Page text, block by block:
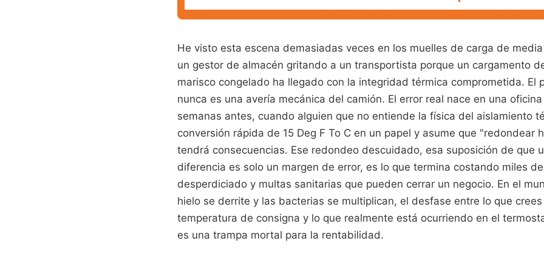
He visto esta escena demasiadas veces en los muelles de carga de
un gestor de almacén gritando a un transportista porque un cargamento
marisco congelado ha llegado con la integridad térmica comprometida. El
nunca es una avería mecánica del camión. El error real nace en una
semanas antes, cuando alguien que no entiende la física del aislamiento
conversión rápida de 15 Deg F To C en un papel y asume que "redondear
tendrá consecuencias. Ese redondeo descuidado, esa suposición de que
diferencia es solo un margen de error, es lo que termina costando miles
desperdiciado y multas sanitarias que pueden cerrar un negocio. En el
hielo se derrite y las bacterias se multiplican, el desfase entre lo que
temperatura de consigna y lo que realmente está ocurriendo en el
es una trampa mortal para la rentabilidad.